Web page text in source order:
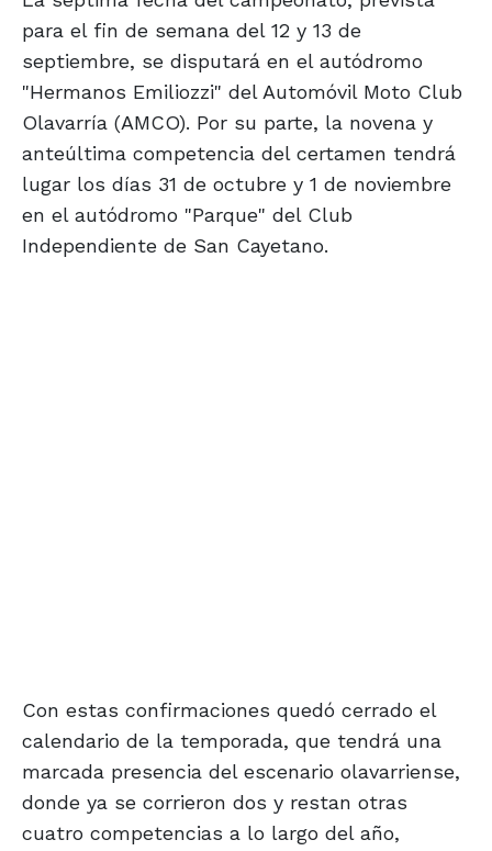
para el fin de semana del 12 y 13 de
septiembre, se disputará en el autódromo
"Hermanos Emiliozzi" del Automóvil Moto Club
Olavarría (AMCO). Por su parte, la novena y
anteúltima competencia del certamen tendrá
lugar los días 31 de octubre y 1 de noviembre
en el autódromo "Parque" del Club
Independiente de San Cayetano.
Con estas confirmaciones quedó cerrado el
calendario de la temporada, que tendrá una
marcada presencia del escenario olavarriense,
donde ya se corrieron dos y restan otras
cuatro competencias a lo largo del año,